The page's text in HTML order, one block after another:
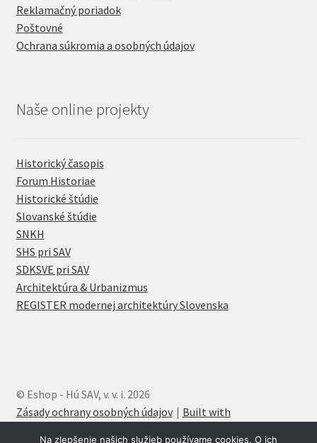
Reklamačný poriadok
Poštovné
Ochrana súkromia a osobných údajov
Naše online projekty
Historický časopis
Forum Historiae
Historické štúdie
Slovanské štúdie
SNKH
SHS pri SAV
SDKSVE pri SAV
Architektúra & Urbanizmus
REGISTER modernej architektúry Slovenska
© Eshop - Hú SAV, v. v. i. 2026
Zásady ochrany osobných údajov
Built with
Na zlepšenie našich služieb používame cookies. O ich